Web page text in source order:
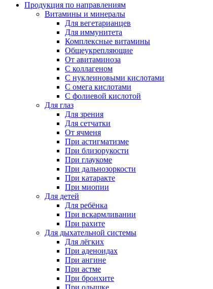
Продукция по направлениям
Витамины и минералы
Для вегетарианцев
Для иммунитета
Комплексные витамины
Общеукрепляющие
От авитаминоза
С коллагеном
С нуклеиновыми кислотами
С омега кислотами
С фолиевой кислотой
Для глаз
Для зрения
Для сетчатки
От ячменя
При астигматизме
При близорукости
При глаукоме
При дальнозоркости
При катаракте
При миопии
Для детей
Для ребёнка
При вскармливании
При рахите
Для дыхательной системы
Для лёгких
При аденоидах
При ангине
При астме
При бронхите
При одышке